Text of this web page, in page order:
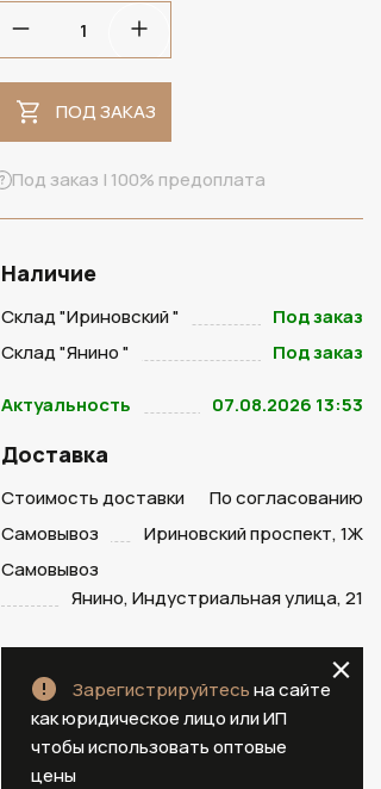
ПОД ЗАКАЗ
Под заказ | 100% предоплата
Наличие
Склад "Ириновский "
Под заказ
Склад "Янино "
Под заказ
Актуальность 07.08.2026 13:53
Доставка
Стоимость доставки
По согласованию
Самовывоз
Ириновский проспект, 1Ж
Самовывоз
Янино, Индустриальная улица, 21
Зарегистрируйтесьна сайте
как юридическое лицо или ИП
чтобы использовать оптовые
цены